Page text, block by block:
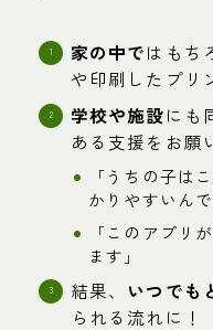
家の中ではもち
や印刷したプリ
学校や施設にも
ある支援をお願
「うちの子は
かりやすいんで
「このアプリ
ます」
結果、 いつでも
られる流れに！